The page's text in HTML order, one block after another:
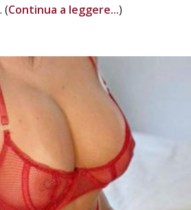
(Continua a leggere...)